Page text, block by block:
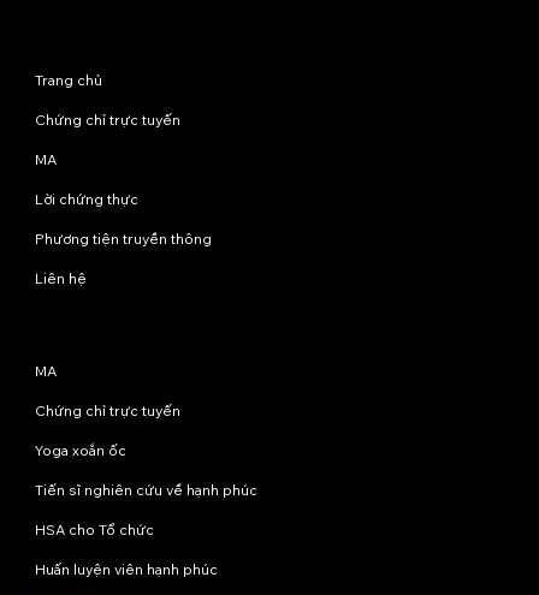
Trang chủ
Chứng chỉ trực tuyến
MA
Lời chứng thực
Phương tiện truyền thông
Liên hệ
MA
Chứng chỉ trực tuyến
Yoga xoắn ốc
Tiến sĩ nghiên cứu về hạnh phúc
HSA cho Tổ chức
Huấn luyện viên hạnh phúc